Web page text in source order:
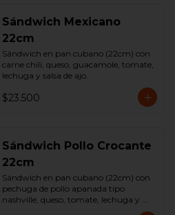
Sándwich Mexicano
22cm
Sándwich en pan cubano (22cm) con
carne chili, queso, guacamole, tomate,
lechuga y salsa de ajo.
$23.500
Sándwich Pollo Crocante
22cm
Sándwich en pan cubano (22cm) con
pechuga de pollo apanada tipo
nashville, queso, tomate, lechuga y